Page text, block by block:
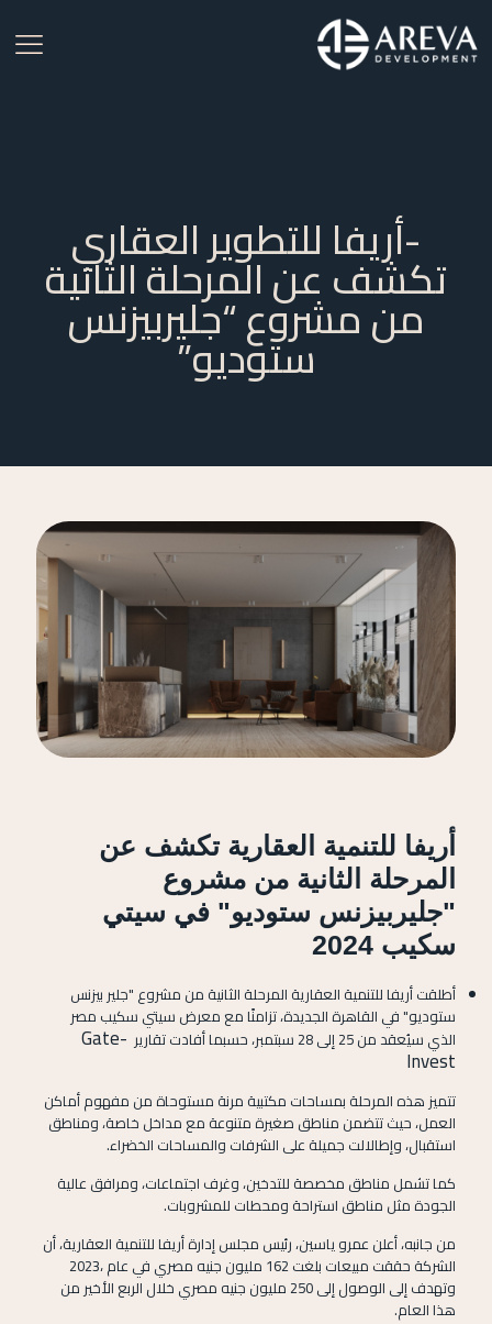
-أريفا للتطوير العقاري
تكشف عن المرحلة الثانية
من مشروع “جليربيزنس
ستوديو”
أريفا للتنمية العقارية تكشف عن
المرحلة الثانية من مشروع
"جليربيزنس ستوديو" في سيتي
سكيب 2024
أطلقت أريفا للتنمية العقارية المرحلة الثانية من مشروع "جلير بيزنس
ستوديو" في القاهرة الجديدة، تزامنًا مع معرض سيتي سكيب مصر
الذي سيُعقد من 25 إلى 28 سبتمبر، حسبما أفادت تقارير
Gate-
Invest
تتميز هذه المرحلة بمساحات مكتبية مرنة مستوحاة من مفهوم أماكن
العمل، حيث تتضمن مناطق صغيرة متنوعة مع مداخل خاصة، ومناطق
استقبال، وإطالالت جميلة على الشرفات والمساحات الخضراء.
كما تشمل مناطق مخصصة للتدخين، وغرف اجتماعات، ومرافق عالية
الجودة مثل مناطق استراحة ومحطات للمشروبات.
من جانبه، أعلن عمرو ياسين، رئيس مجلس إدارة أريفا للتنمية العقارية، أن
الشركة حققت مبيعات بلغت 162 مليون جنيه مصري في عام ،2023
وتهدف إلى الوصول إلى 250 مليون جنيه مصري خلال الربع الأخير من
هذا العام.